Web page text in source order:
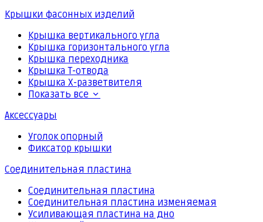
Крышки фасонных изделий
Крышка вертикального угла
Крышка горизонтального угла
Крышка переходника
Крышка Т-отвода
Крышка Х-разветвителя
Показать все
Аксессуары
Уголок опорный
Фиксатор крышки
Соединительная пластина
Соединительная пластина
Соединительная пластина изменяемая
Усиливающая пластина на дно